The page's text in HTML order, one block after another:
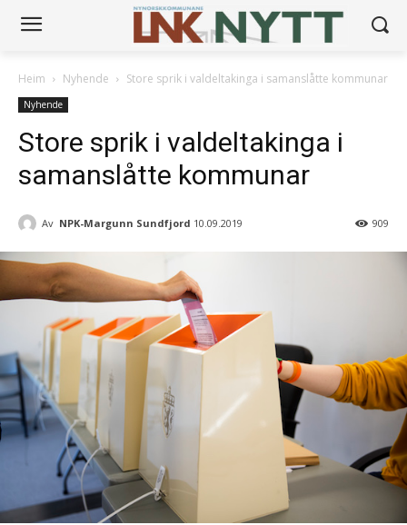
Heim Nyhende Store sprik i valdeltakinga i samanslåtte kommunar
Nyhende
Store sprik i valdeltakinga i
samanslåtte kommunar
Av NPK-Margunn Sundfjord 10.09.2019 909